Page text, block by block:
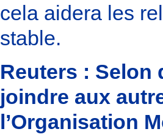
cela aidera les
stable.
Reuters : Selon
joindre aux
l’Organisation